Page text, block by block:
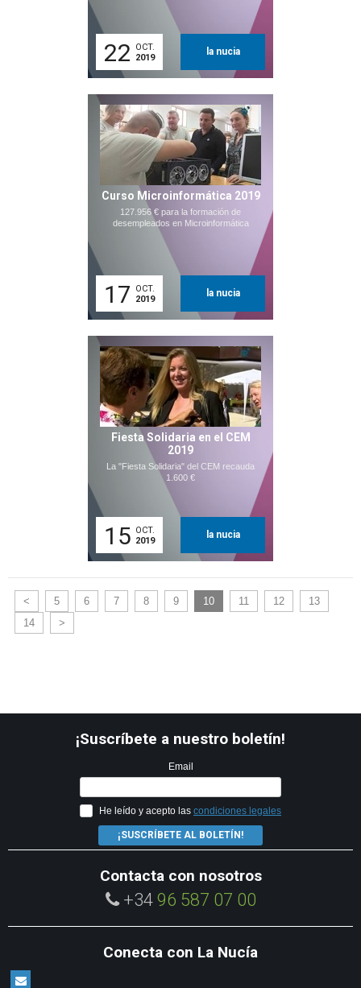
22
OCT.
2019
la nucia
Curso Microinformática 2019
127.956 € para la formación de
desempleados en Microinformática
17
OCT.
2019
la nucia
Fiesta Solidaria en el CEM
2019
La "Fiesta Solidaria" del CEM recauda
1.600 €
15 OCT.
2019
la nucia
< 5 6 7 8 9 10 11 12
13
14
>
¡Suscríbete a nuestro boletín!
Email
He leído y acepto las condiciones legales
¡SUSCRÍBETE AL BOLETÍN!
Contacta con nosotros
+34 96 587 07 00
Conecta con La Nucía